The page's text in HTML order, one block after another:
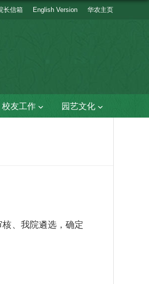
长信箱 English Version 华农主页
校友工作 园艺文化
核、我院遴选，确定